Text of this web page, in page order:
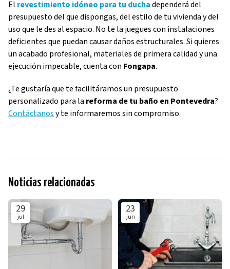
Elrevestimiento idóneo para tu duchadependerá del
presupuesto del que dispongas, del estilo de tu vivienda y del
uso que le des al espacio. No te la juegues con instalaciones
deficientes que puedan causar daños estructurales. Si quieres
un acabado profesional, materiales de primera calidad y una
ejecución impecable, cuenta con Fongapa.
¿Te gustaría que te facilitáramos un presupuesto
personalizado para la reforma de tu baño en Pontevedra?
Contáctanosy te informaremos sin compromiso.
Noticias relacionadas
29
jul
23
jun